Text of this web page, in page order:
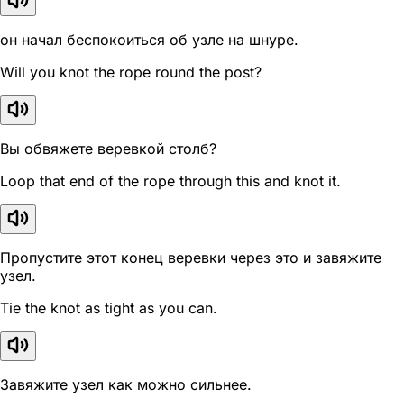
он начал беспокоиться об узле на шнуре.
Will you knot the rope round the post?
Вы обвяжете веревкой столб?
Loop that end of the rope through this and knot it.
Пропустите этот конец веревки через это и завяжите
узел.
Tie the knot as tight as you can.
Завяжите узел как можно сильнее.